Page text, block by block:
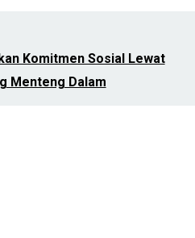
Komitmen Sosial Lewat
Menteng Dalam